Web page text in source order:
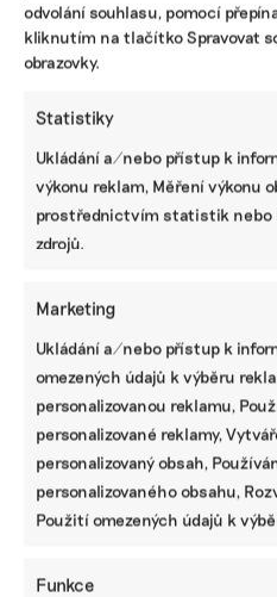
odvolání souhlasu, pomocí
kliknutím na tlačítko Spravovat
obrazovky.
Statistiky
Ukládání a/nebo přístup k
výkonu reklam, Měření výkonu
prostřednictvím statistik nebo
zdrojů.
Marketing
Ukládání a/nebo přístup k
omezených údajů k výběru
personalizovanou reklamu,
personalizované reklamy,
personalizovaný obsah,
personalizovaného obsahu,
Použití omezených údajů k
Funkce
SDÍLET
PODOBNÉ PŘÍSPĚVKY
Ani trend, ani
povinnost.
Udržitelnost je
způsob, jak
řídit firmu do
budoucna a
zvyšovat její
hodnotu, říká
expertka
recept
vedro.
MŽP
led